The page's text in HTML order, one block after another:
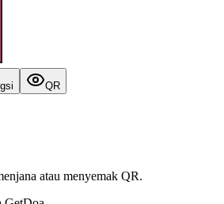
QR
atau menyemak QR.